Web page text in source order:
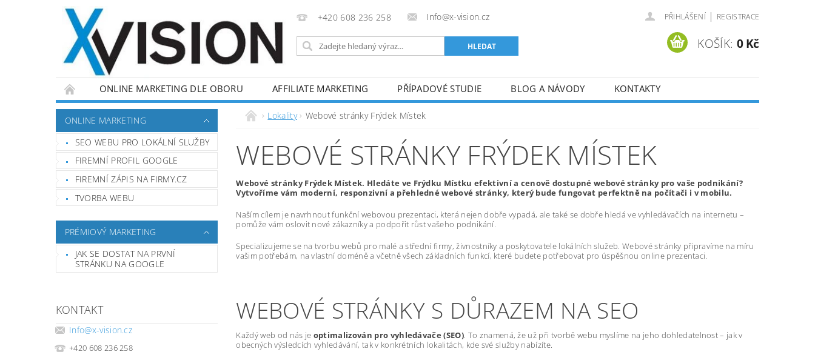
+420 608 236 258 Info@x-vision.cz PŘIHLÁŠENÍ | REGISTRACE
KOŠÍK: 0 Kč
ONLINE MARKETING DLE OBORU AFFILIATE MARKETING PŘÍPADOVÉ STUDIE BLOG A NÁVODY KONTAKTY
ONLINE MARKETING
SEO WEBU PRO LOKÁLNÍ SLUŽBY
FIREMNÍ PROFIL GOOGLE
FIREMNÍ ZÁPIS NA FIRMY.CZ
TVORBA WEBU
PRÉMIOVÝ MARKETING
JAK SE DOSTAT NA PRVNÍ
STRÁNKU NA GOOGLE
KONTAKT
Info@x-vision.cz
+420 608 236 258
Lokality Webové stránky Frýdek Místek
WEBOVÉ STRÁNKY FRÝDEK MÍSTEK
Webové stránky Frýdek Místek. Hledáte ve Frýdku Místku efektivní a cenově dostupné webové stránky pro vaše podnikání?
Vytvoříme vám moderní, responzivní a přehledné webové stránky, který bude fungovat perfektně na počítači i v mobilu.
Naším cílem je navrhnout funkční webovou prezentaci, která nejen dobře vypadá, ale také se dobře hledá ve vyhledávačích na internetu –
pomůže vám oslovit nové zákazníky a podpořit růst vašeho podnikání.
Specializujeme se na tvorbu webů pro malé a střední firmy, živnostníky a poskytovatele lokálních služeb. Webové stránky připravíme na míru
vašim potřebám, na vlastní doméně a včetně všech základních funkcí, které budete potřebovat pro úspěšnou online prezentaci.
WEBOVÉ STRÁNKY S DŮRAZEM NA SEO
Každý web od nás je optimalizován pro vyhledávače (SEO). To znamená, že už při tvorbě webu myslíme na jeho dohledatelnost – jak v
obecných výsledcích vyhledávání, tak v konkrétních lokalitách, kde své služby nabízíte.